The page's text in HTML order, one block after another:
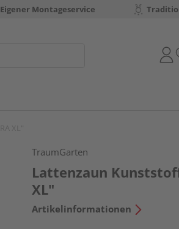
Eigener Montageservice
TraumGarten
Lattenzaun
XL"
Artikelinformationen